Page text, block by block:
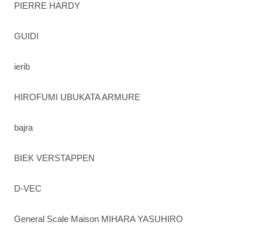
PIERRE HARDY
GUIDI
ierib
HIROFUMI UBUKATA ARMURE
bajra
BIEK VERSTAPPEN
D-VEC
General Scale Maison MIHARA YASUHIRO